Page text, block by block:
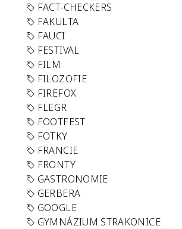
FACT-CHECKERS
FAKULTA
FAUCI
FESTIVAL
FILM
FILOZOFIE
FIREFOX
FLEGR
FOOTFEST
FOTKY
FRANCIE
FRONTY
GASTRONOMIE
GERBERA
GOOGLE
GYMNÁZIUM STRAKONICE